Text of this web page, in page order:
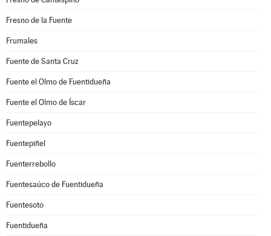
Fresno de la Fuente
Frumales
Fuente de Santa Cruz
Fuente el Olmo de Fuentidueña
Fuente el Olmo de Íscar
Fuentepelayo
Fuentepiñel
Fuenterrebollo
Fuentesaúco de Fuentidueña
Fuentesoto
Fuentidueña